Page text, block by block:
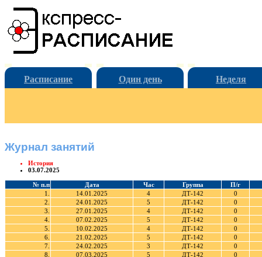
Расписание Один день Неделя
Журнал занятий
История
03.07.2025
№ п.п Дата Час Группа
П/г
1.
14.01.2025 4 ДТ-142
0
2.
24.01.2025 5 ДТ-142
0
3.
27.01.2025 4 ДТ-142
0
4.
07.02.2025 5 ДТ-142
0
5.
10.02.2025 4 ДТ-142
0
6.
21.02.2025 5 ДТ-142
0
7.
24.02.2025 3 ДТ-142
0
8.
07.03.2025 5 ДТ-142
0